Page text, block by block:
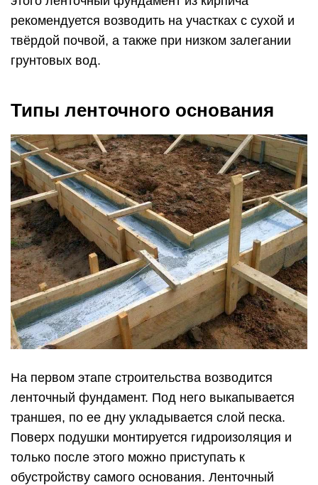
рекомендуется возводить на участках с сухой и
твёрдой почвой, а также при низком залегании
грунтовых вод.
Типы ленточного основания
На первом этапе строительства возводится
ленточный фундамент. Под него выкапывается
траншея, по ее дну укладывается слой песка.
Поверх подушки монтируется гидроизоляция и
только после этого можно приступать к
обустройству самого основания. Ленточный